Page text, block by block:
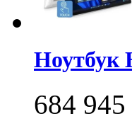
Ноутбук
684 945